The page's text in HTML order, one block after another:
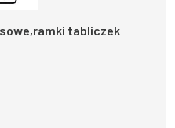
tabliczek